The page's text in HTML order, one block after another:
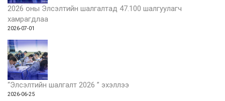
2026 оны Элсэлтийн шалгалтад 47.100 шалгуулагч
хамрагдлаа
2026-07-01
“Элсэлтийн шалгалт 2026 ” эхэллээ
2026-06-25